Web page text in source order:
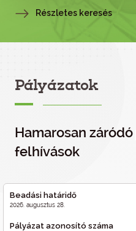
Részletes keresés
Pályázatok
Hamarosan
felhívások
Beadási határidő
2026. augusztus 28.
Pályázat azonosító száma